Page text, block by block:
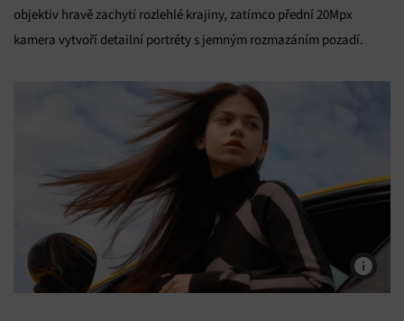
Zajištění bezpečnosti, předcházení a zjišťování
podvodů a odstraňování chyb, Poskytování a
voleb ochrany osobních údajů.
objektiv hravě zachytí rozlehlé krajiny, zatímco přední 20Mpx
kamera vytvoří detailní portréty s jemným rozmazáním pozadí.